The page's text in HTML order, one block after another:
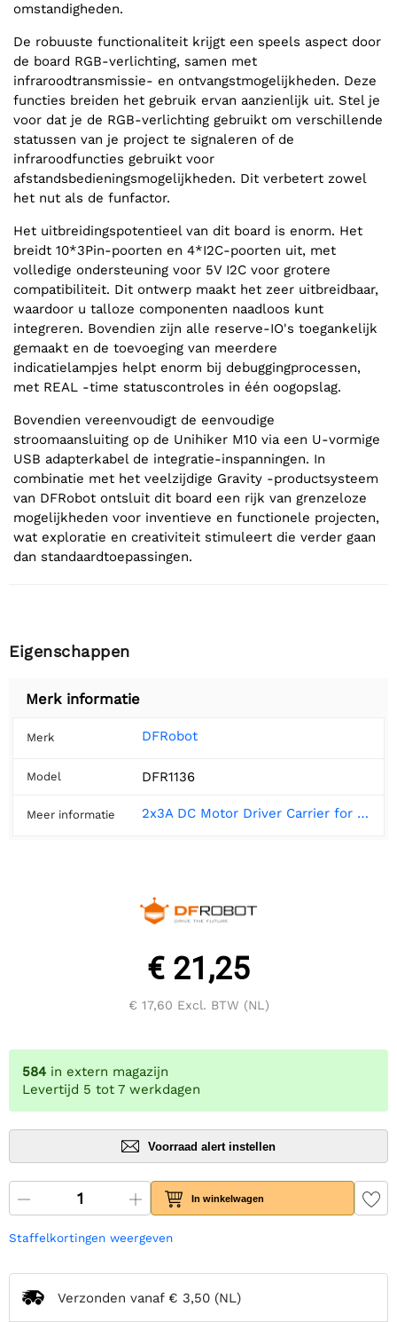
omstandigheden.
De robuuste functionaliteit krijgt een speels aspect door
de board RGB-verlichting, samen met
infraroodtransmissie- en ontvangstmogelijkheden. Deze
functies breiden het gebruik ervan aanzienlijk uit. Stel je
voor dat je de RGB-verlichting gebruikt om verschillende
statussen van je project te signaleren of de
infraroodfuncties gebruikt voor
afstandsbedieningsmogelijkheden. Dit verbetert zowel
het nut als de funfactor.
Het uitbreidingspotentieel van dit board is enorm. Het
breidt 10*3Pin-poorten en 4*I2C-poorten uit, met
volledige ondersteuning voor 5V I2C voor grotere
compatibiliteit. Dit ontwerp maakt het zeer uitbreidbaar,
waardoor u talloze componenten naadloos kunt
integreren. Bovendien zijn alle reserve-IO's toegankelijk
gemaakt en de toevoeging van meerdere
indicatielampjes helpt enorm bij debuggingprocessen,
met REAL -time statuscontroles in één oogopslag.
Bovendien vereenvoudigt de eenvoudige
stroomaansluiting op de Unihiker M10 via een U-vormige
USB adapterkabel de integratie-inspanningen. In
combinatie met het veelzijdige Gravity -productsysteem
van DFRobot ontsluit dit board een rijk van grenzeloze
mogelijkheden voor inventieve en functionele projecten,
wat exploratie en creativiteit stimuleert die verder gaan
dan standaardtoepassingen.
Eigenschappen
Merk informatie
Merk DFRobot
Model DFR1136
Meer informatie 2x3A DC Motor Driver Carrier for UNIHIKER - DFRobot
€ 21,25
€ 17,60 Excl. BTW (NL)
584 in extern magazijn
Levertijd 5 tot 7 werkdagen
Voorraad alert instellen
In winkelwagen
Staffelkortingen weergeven
Verzonden vanaf € 3,50 (NL)